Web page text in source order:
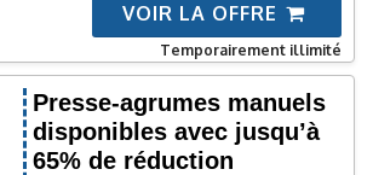
VOIR LA OFFRE
Temporairement illimité
Presse-agrumes manuels
disponibles avec jusqu’à
65% de réduction